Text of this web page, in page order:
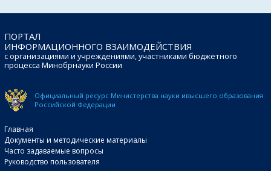
ПОРТАЛ
ИНФОРМАЦИОННОГО ВЗАИМОДЕЙСТВИЯ
с организациями и учреждениями, участниками бюджетного
процесса Минобрнауки России
Официальный ресурс Министерства науки ивысшего образования
Российской Федерации
Главная
Документы и методические материалы
Часто задаваемые вопросы
Руководство пользователя